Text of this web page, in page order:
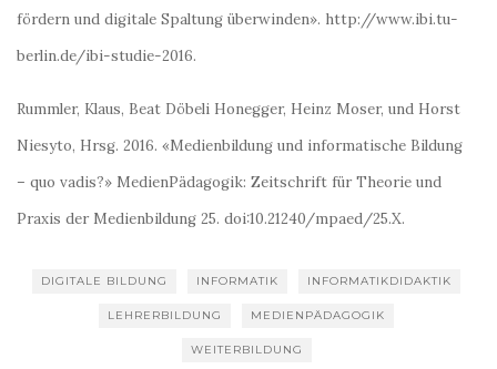
fördern und digitale Spaltung überwinden». http://www.ibi.tu-
berlin.de/ibi-studie-2016.
Rummler, Klaus, Beat Döbeli Honegger, Heinz Moser, und Horst
Niesyto, Hrsg. 2016. «Medienbildung und informatische Bildung
– quo vadis?» MedienPädagogik: Zeitschrift für Theorie und
Praxis der Medienbildung 25. doi:10.21240/mpaed/25.X.
DIGITALE BILDUNG INFORMATIK INFORMATIKDIDAKTIK
LEHRERBILDUNG MEDIENPÄDAGOGIK
WEITERBILDUNG